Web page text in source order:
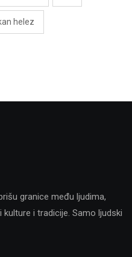
helez
granice među ljudima,
i tradicije. Samo ljudski